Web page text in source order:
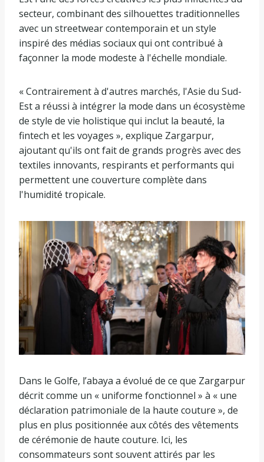
secteur, combinant des silhouettes traditionnelles
avec un streetwear contemporain et un style
inspiré des médias sociaux qui ont contribué à
façonner la mode modeste à l'échelle mondiale.
« Contrairement à d'autres marchés, l'Asie du Sud-
Est a réussi à intégrer la mode dans un écosystème
de style de vie holistique qui inclut la beauté, la
fintech et les voyages », explique Zargarpur,
ajoutant qu'ils ont fait de grands progrès avec des
textiles innovants, respirants et performants qui
permettent une couverture complète dans
l'humidité tropicale.
Dans le Golfe, l’abaya a évolué de ce que Zargarpur
décrit comme un « uniforme fonctionnel » à « une
déclaration patrimoniale de la haute couture », de
plus en plus positionnée aux côtés des vêtements
de cérémonie de haute couture. Ici, les
consommateurs sont souvent attirés par les